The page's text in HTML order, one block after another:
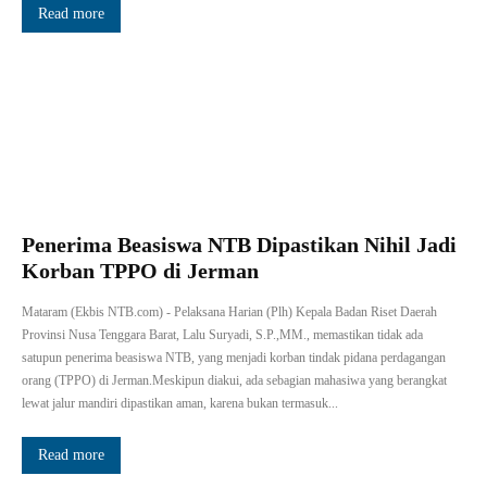
Read more
Penerima Beasiswa NTB Dipastikan Nihil Jadi
Korban TPPO di Jerman
Mataram (Ekbis NTB.com) - Pelaksana Harian (Plh) Kepala Badan Riset Daerah
Provinsi Nusa Tenggara Barat, Lalu Suryadi, S.P.,MM., memastikan tidak ada
satupun penerima beasiswa NTB, yang menjadi korban tindak pidana perdagangan
orang (TPPO) di Jerman.Meskipun diakui, ada sebagian mahasiwa yang berangkat
lewat jalur mandiri dipastikan aman, karena bukan termasuk...
Read more